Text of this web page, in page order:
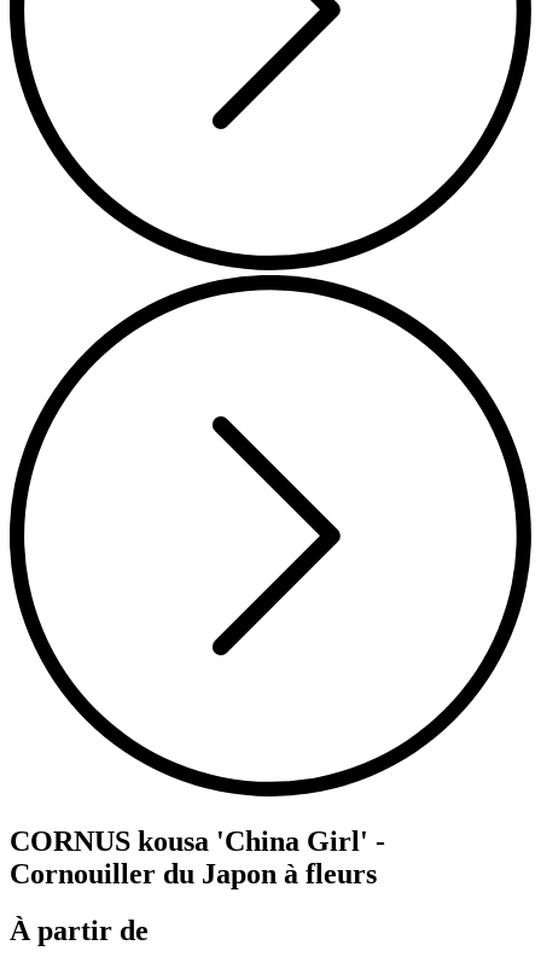
CORNUS kousa 'China Girl' -
Cornouiller du Japon à fleurs
À partir de